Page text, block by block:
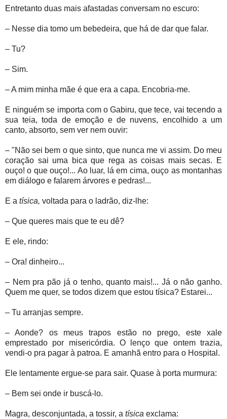
Entretanto duas mais afastadas conversam no escuro:
– Nesse dia tomo um bebedeira, que há de dar que falar.
– Tu?
– Sim.
– A mim minha mãe é que era a capa. Encobria-me.
E ninguém se importa com o Gabiru, que tece, vai tecendo a
sua teia, toda de emoção e de nuvens, encolhido a um
canto, absorto, sem ver nem ouvir:
– "Não sei bem o que sinto, que nunca me vi assim. Do meu
coração sai uma bica que rega as coisas mais secas. E
ouço! o que ouço!... Ao luar, lá em cima, ouço as montanhas
em diálogo e falarem árvores e pedras!...
E a tísica, voltada para o ladrão, diz-lhe:
– Que queres mais que te eu dê?
E ele, rindo:
– Ora! dinheiro...
– Nem pra pão já o tenho, quanto mais!... Já o não ganho.
Quem me quer, se todos dizem que estou tísica? Estarei...
– Tu arranjas sempre.
– Aonde? os meus trapos estão no prego, este xale
emprestado por misericórdia. O lenço que ontem trazia,
vendi-o pra pagar à patroa. E amanhã entro para o Hospital.
Ele lentamente ergue-se para sair. Quase à porta murmura:
– Bem sei onde ir buscá-lo.
Magra, desconjuntada, a tossir, a tísica exclama: